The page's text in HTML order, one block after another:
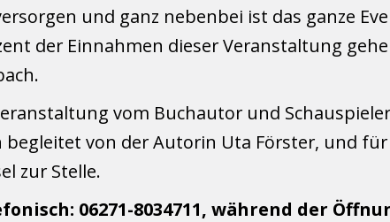
und ganz nebenbei ist das ganze
der Einnahmen dieser Veranstaltung
vom Buchautor und
begleitet von der Autorin Uta Förster, und
zur Stelle.
06271-8034711, während der